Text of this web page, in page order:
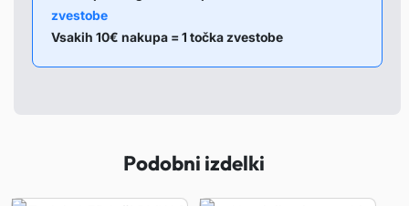
i
M
zvestobe
Vsakih 10€ nakupa = 1 točka zvestobe
Podobni izdelki